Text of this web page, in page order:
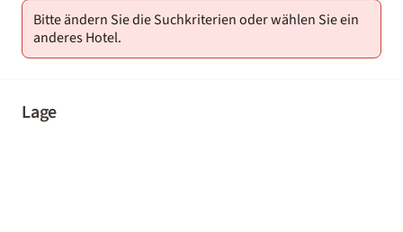
Bitte ändern Sie die Suchkriterien oder wählen Sie ein
anderes Hotel.
Lage